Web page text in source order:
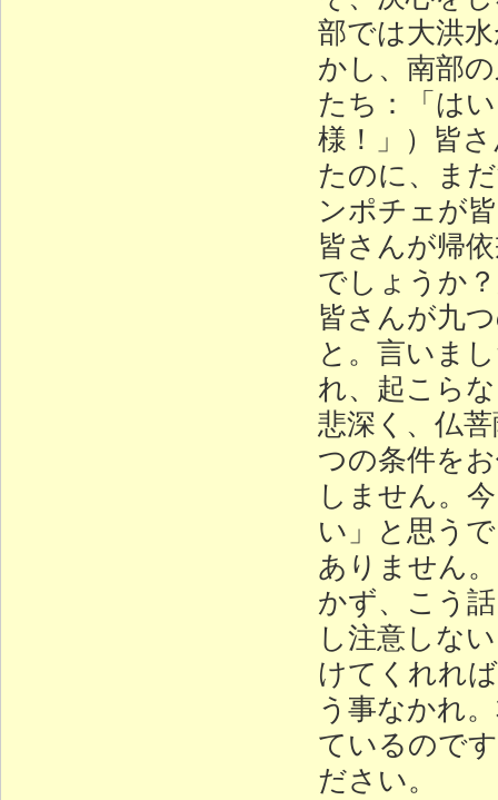
部では大洪
かし、南部
たち：「は
様！」）皆
たのに、ま
ンポチェが
皆さんが帰
でしょうか
皆さんが九
と。言いま
れ、起こら
悲深く、仏
つの条件を
しません。
い」と思う
ありません
かず、こう
し注意しな
けてくれれ
う事なかれ
ているので
ださい。